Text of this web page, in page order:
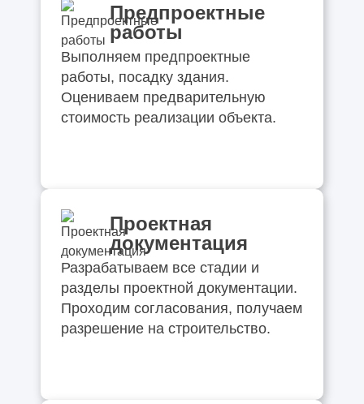
Предпроектные
работы
Выполняем предпроектные
работы, посадку здания.
Оцениваем предварительную
стоимость реализации объекта.
Проектная
документация
Разрабатываем все стадии и
разделы проектной документации.
Проходим согласования, получаем
разрешение на строительство.